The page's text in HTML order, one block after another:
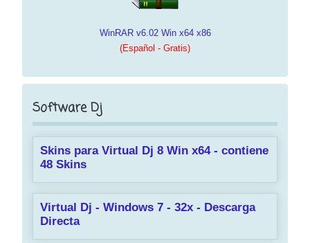
WinRAR v6.02 Win x64 x86
(Español - Gratis)
Software Dj
Skins para Virtual Dj 8 Win x64 - contiene
48 Skins
Virtual Dj - Windows 7 - 32x - Descarga
Directa